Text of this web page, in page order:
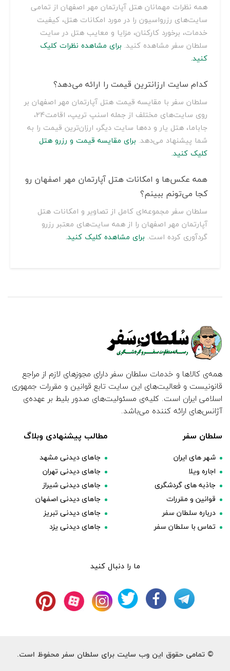
همه نظرات مهمانان هتل آپارتمان مهر اصفهان از تمامی
سایت‌های رزرواسیون را در مورد امکانات هتل، کیفیت
خدمات، برخورد کارکنان، مزایا و معایب هتل در سایت
سلطان سفر مشاهده کنید. برای مشاهده نظرات کلیک
کنید.
کدام سایت ارزانترین قیمت را ارائه می‌دهد؟
سلطان سفر با مقایسه قیمت هتل آپارتمان مهر اصفهان بر
روی سایت‌های مختلف از جمله اسنپ تریپ، اقامت24،
جاباما، هتل یار و ده‌ها سایت دیگر، ارزان‌ترین قیمت را به
شما پیشنهاد می‌دهد. برای مقایسه قیمت و رزرو هتل
کلیک کنید.
همه عکس‌ها و امکانات هتل آپارتمان مهر اصفهان رو
کجا می‌تونم ببینم؟
سلطان سفر مجموعه‌ای کامل از تصاویر و امکانات هتل
آپارتمان مهر اصفهان را از همه سایت‌های معتبر رزرو
گردآوری کرده است. برای مشاهده کلیک کنید.
همه‌ی کالاها و خدمات سلطان سفر دارای مجوزهای لازم از مراجع
قانونیست و فعالیت‌های این سایت تابع قوانین و مقررات جمهوری
اسلامی ایران است. کلیه‌ی مسئولیت‌های صدور بلیط بر عهده‌ی
آژانس‌های ارائه کننده می‌باشد.
سلطان سفر
شهر های ایران
اجاره ویلا
جاذبه های گردشگری
قوانین و مقررات
درباره سلطان سفر
تماس با سلطان سفر
مطالب پیشنهادی وبلاگ
جاهای دیدنی مشهد
جاهای دیدنی تهران
جاهای دیدنی شیراز
جاهای دیدنی اصفهان
جاهای دیدنی تبریز
جاهای دیدنی یزد
ما را دنبال کنید
© تمامی حقوق این وب سایت برای سلطان سفر محفوظ است.